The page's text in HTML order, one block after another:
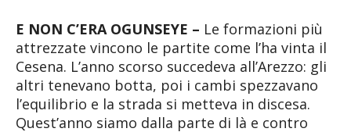
E NON C’ERA OGUNSEYE – Le formazioni più
attrezzate vincono le partite come l’ha vinta il
Cesena. L’anno scorso succedeva all’Arezzo: gli
altri tenevano botta, poi i cambi spezzavano
l’equilibrio e la strada si metteva in discesa.
Quest’anno siamo dalla parte di là e contro